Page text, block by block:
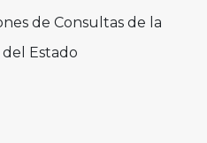
de Consultas de la
Estado